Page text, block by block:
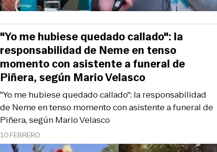
10 FEBRERO
"Yo me hubiese quedado callado": la responsabilidad
de Neme en tenso momento con asistente a funeral de
Piñera, según Mario Velasco
"Yo me hubiese quedado callado": la
responsabilidad de Neme en tenso
momento con asistente a funeral de
Piñera, según Mario Velasco